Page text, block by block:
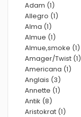
Adam (1)
Allegro (1)
Alma (1)
Almue (1)
Almue,smoke (1)
Amager/Twist (1)
Americana (1)
Anglais (3)
Annette (1)
Antik (8)
Aristokrat (1)